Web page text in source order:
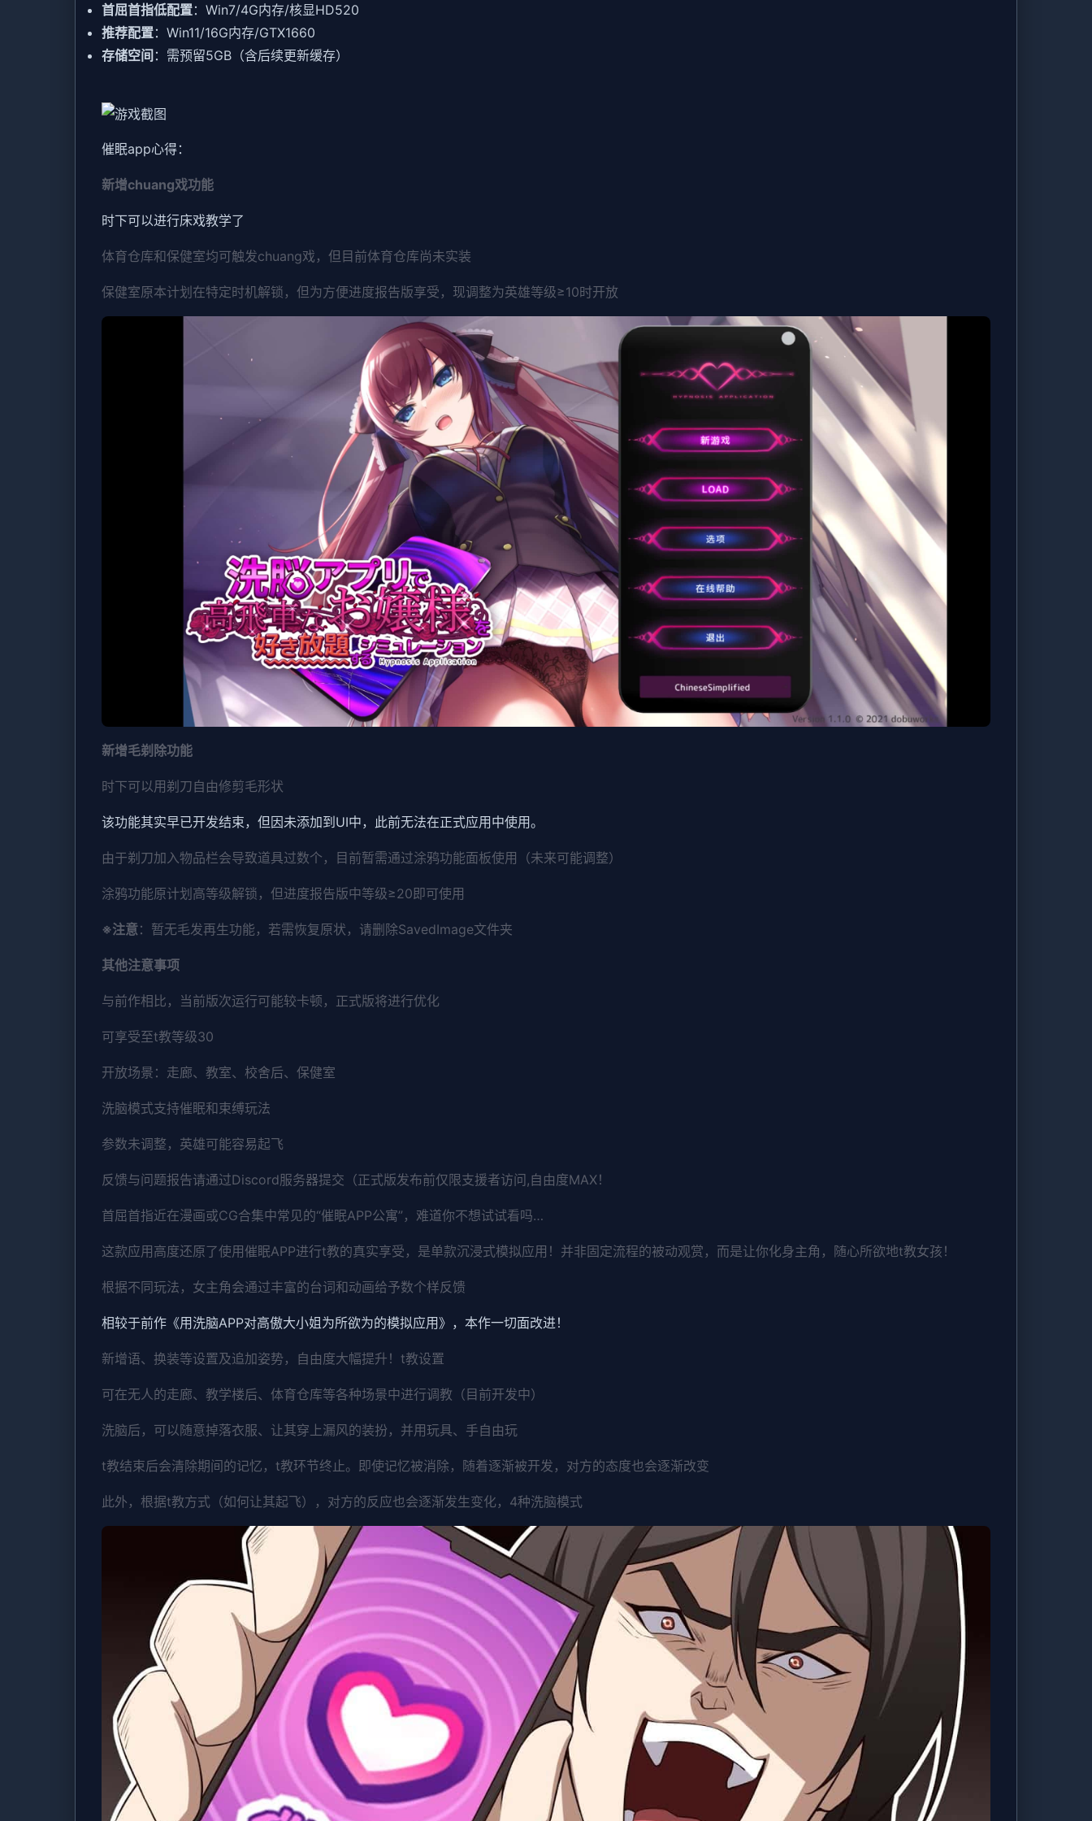
​首屈首指低配置​​：Win7/4G内存/核显HD520
​推荐配置​​：Win11/16G内存/GTX1660
​存储空间​ ​：需预留5GB（含后续更新缓存）
催眠app心得：
新增chuang戏功能
时下可以进行床戏教学了
体育仓库和保健室均可触发chuang戏，但目前体育仓库尚未实装
保健室原本计划在特定时机解锁，但为方便进度报告版享受，现调整为英雄等级≥10时开放
新增毛剃除功能
时下可以用剃刀自由修剪毛形状
该功能其实早已开发结束，但因未添加到UI中，此前无法在正式应用中使用。
由于剃刀加入物品栏会导致道具过数个，目前暂需通过涂鸦功能面板使用（未来可能调整）
涂鸦功能原计划高等级解锁，但进度报告版中等级≥20即可使用
※注意：暂无毛发再生功能，若需恢复原状，请删除SavedImage文件夹
其他注意事项
与前作相比，当前版次运行可能较卡顿，正式版将进行优化
可享受至t教等级30
开放场景：走廊、教室、校舍后、保健室
洗脑模式支持催眠和束缚玩法
参数未调整，英雄可能容易起飞
反馈与问题报告请通过Discord服务器提交（正式版发布前仅限支援者访问,自由度MAX！
首屈首指近在漫画或CG合集中常见的“催眠APP公寓”，难道你不想试试看吗…
这款应用高度还原了使用催眠APP进行t教的真实享受，是单款沉浸式模拟应用！并非固定流程的被动观赏，而是让你化身主角，随心所欲地t教女孩！
根据不同玩法，女主角会通过丰富的台词和动画给予数个样反馈
相较于前作《用洗脑APP对高傲大小姐为所欲为的模拟应用》，本作一切面改进！
新增语、换装等设置及追加姿势，自由度大幅提升！t教设置
可在无人的走廊、教学楼后、体育仓库等各种场景中进行调教（目前开发中）
洗脑后，可以随意掉落衣服、让其穿上漏风的装扮，并用玩具、手自由玩
t教结束后会清除期间的记忆，t教环节终止。即使记忆被消除，随着逐渐被开发，对方的态度也会逐渐改变
此外，根据t教方式（如何让其起飞），对方的反应也会逐渐发生变化，4种洗脑模式